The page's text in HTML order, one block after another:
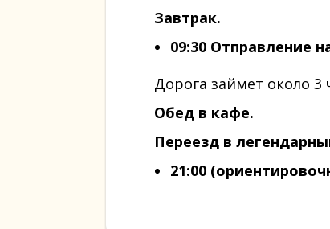
Завтрак.
09:30 Отправление
Дорога займет около
Обед в кафе.
Переезд в
21:00